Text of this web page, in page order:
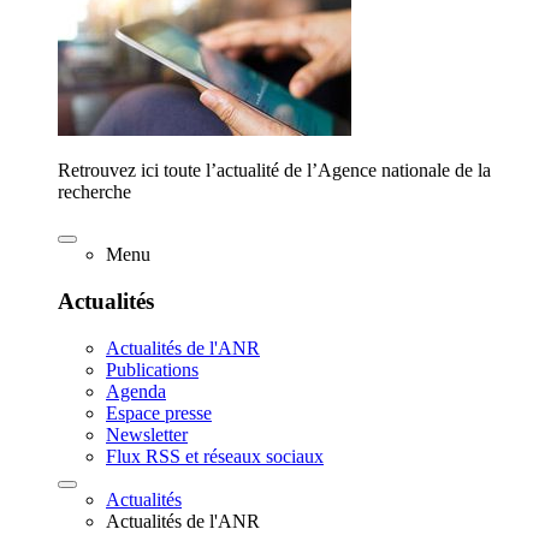
Retrouvez ici toute l’actualité de l’Agence nationale de la
recherche
Menu
Actualités
Actualités de l'ANR
Publications
Agenda
Espace presse
Newsletter
Flux RSS et réseaux sociaux
Actualités
Actualités de l'ANR